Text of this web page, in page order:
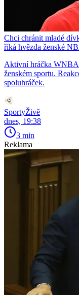
Chci chránit mladé
říká hvězda ženské
Aktivní hráčka WNBA
ženském sportu.
spoluhráček.
SportyŽivě
dnes, 19:38
3 min
Reklama